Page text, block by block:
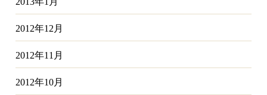
2012年12月
2012年11月
2012年10月